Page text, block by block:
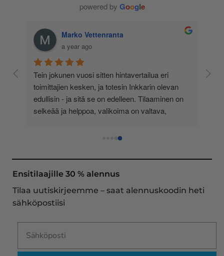
powered by Google
Marko Vettenranta
a year ago
Tein jokunen vuosi sitten hintavertailua eri
toimittajien kesken, ja totesin Inkkarin olevan
edullisin - ja sitä se on edelleen. Tilaaminen on
selkeää ja helppoa, valikoima on valtava,
asiakaspalvelu todella ripeää (s-postin kautta) ja
oli noudettavissa postin lokerosta tänään!! En
näe mitään syytä vaihtaa toimittajaa. Kaikki on
ollut mitään moitittavaa! Lämmin suositus!
Ensitilaajille 30 % alennus
Tilaa uutiskirjeemme – saat alennuskoodin heti
sähköpostiisi